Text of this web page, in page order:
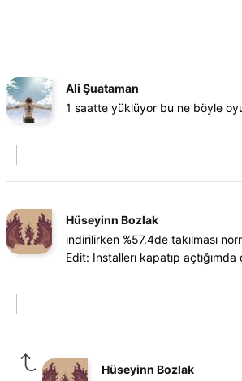
Ali Şuataman
1 saatte yüklüyor bu ne böyle
Hüseyinn Bozlak
indirilirken %57.4de takılması
Edit: Installerı kapatıp
Hüseyinn Bozlak